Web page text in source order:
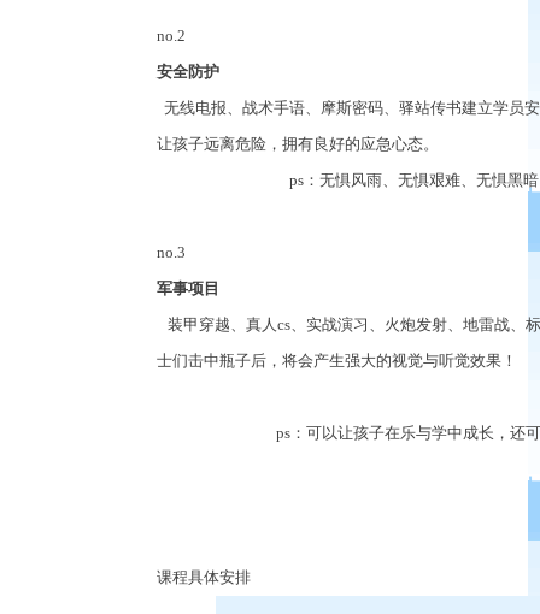
no.2
安全防护
无线电报、战术手语、摩斯密码、驿站传书建立学员
让孩子远离危险，拥有良好的应急心态。
ps ：无惧风雨、无惧艰难、无惧黑
no.3
军事项目
装甲穿越、真人cs、实战演习、火炮发射、地雷战、
士们击中瓶子后，将会产生强大的视觉与听觉效果！
ps：可以让孩子在乐与学中成长，还
课程具体安排